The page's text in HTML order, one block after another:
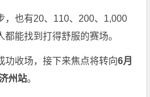
，也有20、110、200、1,000
能找到打得舒服的赛场。
功收场，接下来焦点将转向6月
州站。